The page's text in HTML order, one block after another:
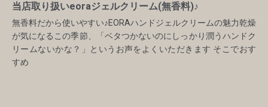
当店取り扱いeoraジェルクリーム(無香料)♪
無香料だから使いやすい♪EORAハンドジェルクリームの魅力乾燥
が気になるこの季節、「ベタつかないのにしっかり潤うハンドク
リームないかな？」というお声をよくいただきます そこでおす
すめ